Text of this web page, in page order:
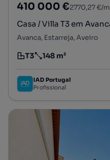
410 000 €2770,27 €/
Casa / Villa T3 em
Avanca, Estarreja, Aveiro
Tipologia
T3
Preço por metro quadrado
148 m²
IAD Portugal
Profissional